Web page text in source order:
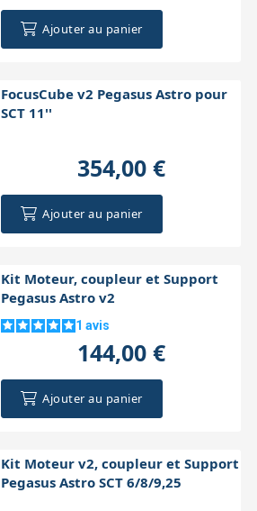
Ajouter au panier
FocusCube v2 Pegasus Astro pour
SCT 11''
354,00 €
Ajouter au panier
Kit Moteur, coupleur et Support
Pegasus Astro v2
1 avis
144,00 €
Ajouter au panier
Kit Moteur v2, coupleur et Support
Pegasus Astro SCT 6/8/9,25